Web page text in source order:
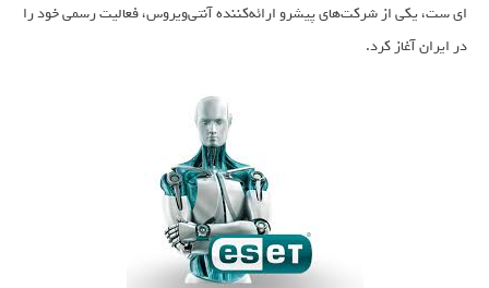
ای ست، یکی از شرکت‌های پیشرو ارائه‌کننده آنتی‌ویروس، فعالیت رسمی خود را
در ایران آغاز کرد.